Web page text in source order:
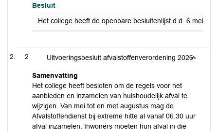
Besluit
Het college heeft de openbare besluitenlijst d.d. 6 mei
2 Uitvoeringsbesluit afvalstoffenverordening 2026
Samenvatting
Het college heeft besloten om de regels voor het
aanbieden en inzamelen van huishoudelijk afval te
wijzigen. Van mei tot en met augustus mag de
Afvalstoffendienst bij extreme hitte al vanaf 06.30 uur
afval inzamelen. Inwoners moeten hun afval in die